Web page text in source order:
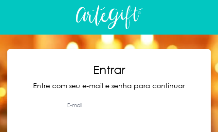
Entrar
Entre com seu e-mail e senha para continuar
E-mail